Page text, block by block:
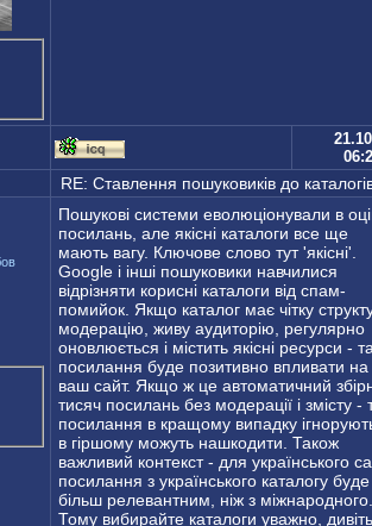
RE: Ставлення пошуковиків до
Пошукові системи еволюціонували в
посилань, але якісні каталоги все ще
мають вагу. Ключове слово тут 'якісні'.
Google і інші пошуковики навчилися
відрізняти корисні каталоги від спам-
помийок. Якщо каталог має чітку
модерацію, живу аудиторію, регулярно
оновлюється і містить якісні ресурси -
посилання буде позитивно впливати на
ваш сайт. Якщо ж це автоматичний
тисяч посилань без модерації і змісту -
посилання в кращому випадку
в гіршому можуть нашкодити. Також
важливий контекст - для українського
посилання з українського каталогу буде
більш релевантним, ніж з міжнародного.
Тому вибирайте каталоги уважно,